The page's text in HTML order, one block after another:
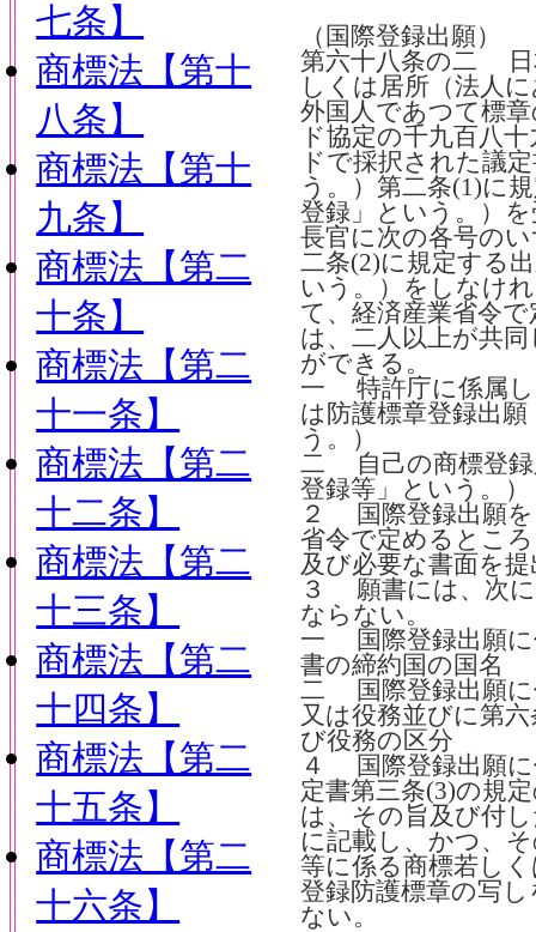
（国際登録出願）
第六十八条の二 日
しくは居所（法人
外国人であつて標
ド協定の千九百八
ドで採択された議
う。）第二条(1)に
登録」という。）
長官に次の各号の
二条(2)に規定する
いう。）をしなけ
て、経済産業省令
は、二人以上が共
ができる。
一 特許庁に係属し
は防護標章登録出
う。）
二 自己の商標登録
登録等」という。）
２ 国際登録出願を
省令で定めるとこ
及び必要な書面を
３ 願書には、次
ならない。
一 国際登録出願に
書の締約国の国名
二 国際登録出願に
又は役務並びに第
び役務の区分
４ 国際登録出願に
定書第三条(3)の規
は、その旨及び付
に記載し、かつ、
等に係る商標若し
登録防護標章の写
ない。
七条】
商標法【第十
八条】
商標法【第十
九条】
商標法【第二
十条】
商標法【第二
十一条】
商標法【第二
十二条】
商標法【第二
十三条】
商標法【第二
十四条】
商標法【第二
十五条】
商標法【第二
十六条】